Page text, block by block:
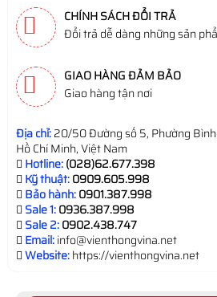
CHÍNH SÁCH ĐỔI TRẢ
Đổi trả dễ dàng những sản
GIAO HÀNG ĐẢM BẢO
Giao hàng tận nơi
Địa chỉ:20/50 Đường số 5, Phường
Hồ Chí Minh, Việt Nam
Hotline:(028)62.677.398
Kỹ thuật:0909.605.998
Bảo hành:0901.387.998
Sale 1:0936.387.998
Sale 2:0902.438.747
Email:info@vienthongvina.net
Website:https://vienthongvina.net